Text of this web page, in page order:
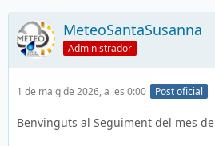
MeteoSantaSusanna
Administrador
1 de maig de 2026, a les 0:00 Post oficial
Benvinguts al Seguiment del mes